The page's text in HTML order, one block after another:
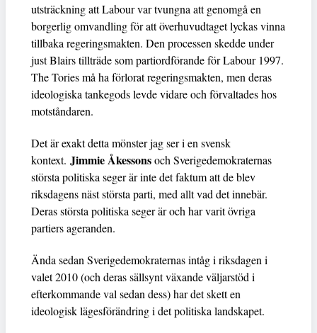
utsträckning att Labour var tvungna att genomgå en
borgerlig omvandling för att överhuvudtaget lyckas vinna
tillbaka regeringsmakten. Den processen skedde under
just Blairs tillträde som partiordförande för Labour 1997.
The Tories må ha förlorat regeringsmakten, men deras
ideologiska tankegods levde vidare och förvaltades hos
motståndaren.
Det är exakt detta mönster jag ser i en svensk
kontext. Jimmie Åkessonsoch Sverigedemokraternas
största politiska seger är inte det faktum att de blev
riksdagens näst största parti, med allt vad det innebär.
Deras största politiska seger är och har varit övriga
partiers ageranden.
Ända sedan Sverigedemokraternas intåg i riksdagen i
valet 2010 (och deras sällsynt växande väljarstöd i
efterkommande val sedan dess) har det skett en
ideologisk lägesförändring i det politiska landskapet.